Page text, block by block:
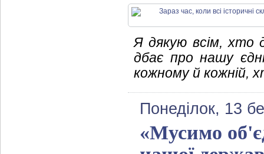
Я дякую всім, хто
дбає про нашу
кожному й кожній,
Понеділок, 13
«Мусимо